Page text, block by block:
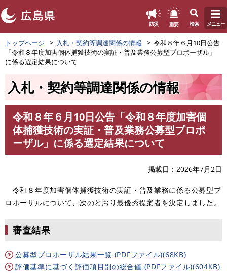
ペ
ー
の
防災 重要 検索 メニュー
トップページ 入札・契約等調達関係の情報
令和８年６月10日公告
「令和８年度加害個体捕獲技術の実証・普及業務公募型プロポーザル」
に係る選定結果について
入札・契約等調達関係の情報
令和８年６月10日公告「令和８年度加害個
体捕獲技術の実証・普及業務公募型プロポ
ーザル」に係る選定結果について
掲載日 2026年7月2日
令和８年度加害個体捕獲技術の実証・普及業務に係る公募型プ
ロポーザルについて、次のとおり最優秀提案者を決定しました。
審査結果
公募型プロポーザル結果一覧 (PDFファイル)(68KB)
評価基準に基づく評価項目別の総合値 (PDFファイル)(604KB)